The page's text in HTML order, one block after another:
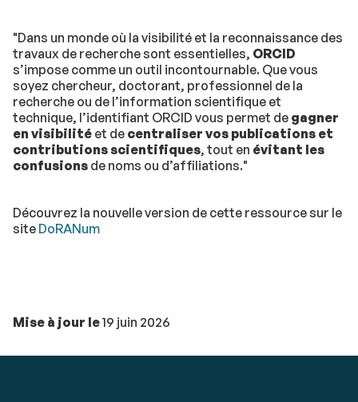
"Dans un monde où la visibilité et la reconnaissance des
travaux de recherche sont essentielles, ORCID
s’impose comme un outil incontournable. Que vous
soyez chercheur, doctorant, professionnel de la
recherche ou de l’information scientifique et
technique, l’identifiant ORCID vous permet de gagner
en visibilité et de centraliser vos publications et
contributions scientifiques, tout en évitant les
confusions de noms ou d’affiliations."
Découvrez la nouvelle version de cette ressource sur le
site DoRANum
Mise à jour le19 juin 2026